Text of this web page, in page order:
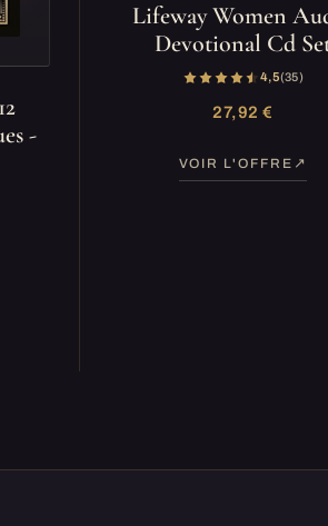
-
Lifeway Women
Devotional Cd
4,5(35)
27,92 €
VOIR L'OFFRE